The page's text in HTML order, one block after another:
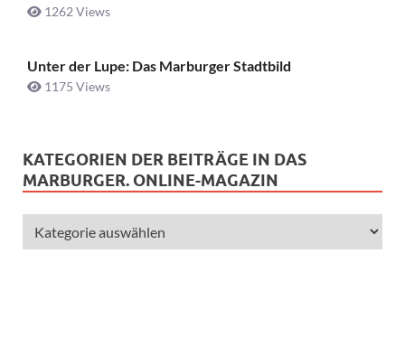
1262 Views
Unter der Lupe: Das Marburger Stadtbild
1175 Views
KATEGORIEN DER BEITRÄGE IN DAS
MARBURGER. ONLINE-MAGAZIN